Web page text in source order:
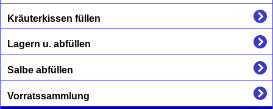
Kräuterkissen füllen
Lagern u. abfüllen
Salbe abfüllen
Vorratssammlung